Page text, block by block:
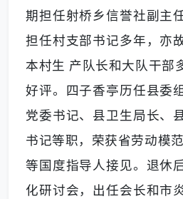
期担任射桥乡信誉社副主
担任村支部书记多年，亦
本村生 产队长和大队干部
好评。四子香亭历任县委
党委书记、县卫生局长、
书记等职，荣获省劳动模
等国度指导人接见。退休
化研讨会，出任会长和市